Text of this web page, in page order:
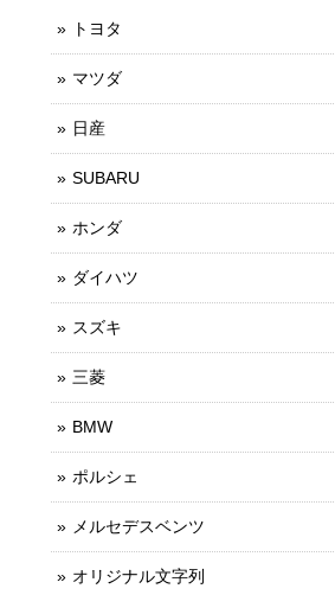
トヨタ
マツダ
日産
SUBARU
ホンダ
ダイハツ
スズキ
三菱
BMW
ポルシェ
メルセデスベンツ
オリジナル文字列